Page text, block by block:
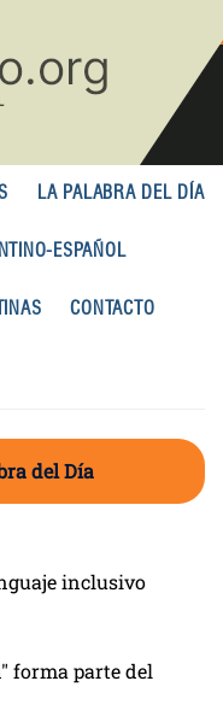
LA PALABRA DEL DÍA
ESPAÑOL
CONTACTO
del Día
inclusivo
forma parte del